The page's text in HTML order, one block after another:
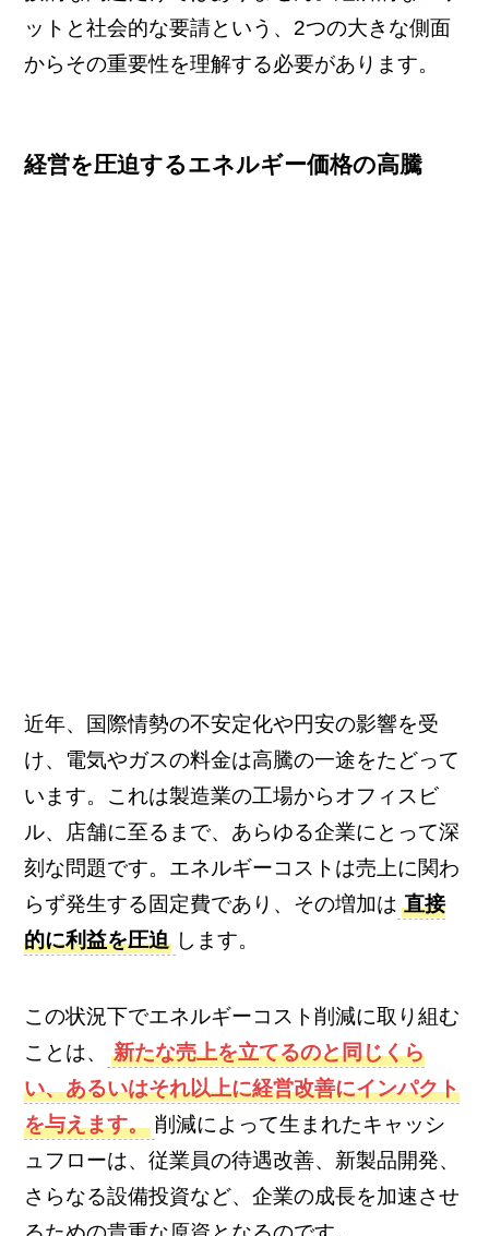
ットと社会的な要請という、2つの大きな側面
からその重要性を理解する必要があります。
経営を圧迫するエネルギー価格の高騰
近年、国際情勢の不安定化や円安の影響を受
け、電気やガスの料金は高騰の一途をたどって
います。これは製造業の工場からオフィスビ
ル、店舗に至るまで、あらゆる企業にとって深
刻な問題です。エネルギーコストは売上に関わ
らず発生する固定費であり、その増加は 直接
的に利益を圧迫 します。
この状況下でエネルギーコスト削減に取り組む
ことは、
新たな売上を立てるのと同じくら
い、あるいはそれ以上に経営改善にインパクト
を与えます。 削減によって生まれたキャッシ
ュフローは、従業員の待遇改善、新製品開発、
さらなる設備投資など、企業の成長を加速させ